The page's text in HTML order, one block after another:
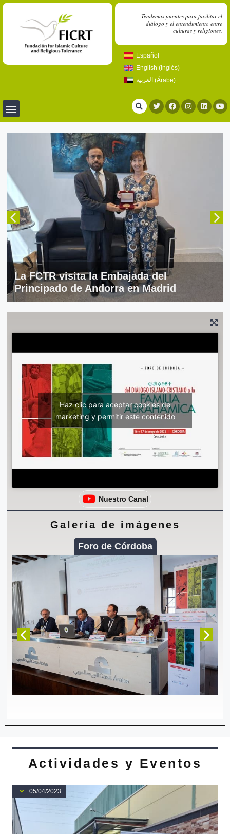
Tendemos puentes para facilitar el
diálogo y el entendimiento entre
culturas y religiones.
Español
English (Inglés)
العربية (Árabe)
La FCTR visita la Embajada del
Principado de Andorra en Madrid
Haz clic para aceptar cookies de
marketing y permitir este contenido
Nuestro Canal
Galería de imágenes
Foro de Córdoba
Actividades y Eventos
05/04/2023